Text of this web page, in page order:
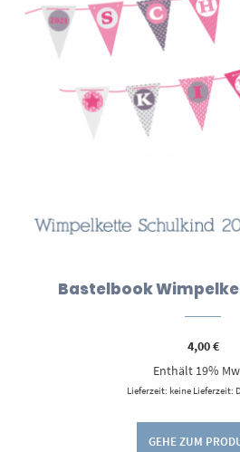
Bastelbook
4,00€
Enthält 19%
Lieferzeit: keine Lieferzeit:
GEHE ZUM